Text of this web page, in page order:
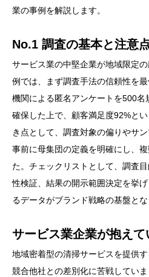
業の事例を解説します。
No.1 調査の基本と注意
サービス業の中堅企業が地域限定
例では、まず調査手法の信頼性を
機関による匿名アンケートを500名
確保した上で、顧客満足度92%と
き点として、調査対象の偏りやサ
事前に母集団の定義を明確にし、
た。チェックリストとして、調査
性検証、結果の開示範囲決定を挙
るデータがブランド戦略の基盤とな
サービス業企業が抱えて
地域密着型の清掃サービスを提供
競合他社との差別化に苦戦してい